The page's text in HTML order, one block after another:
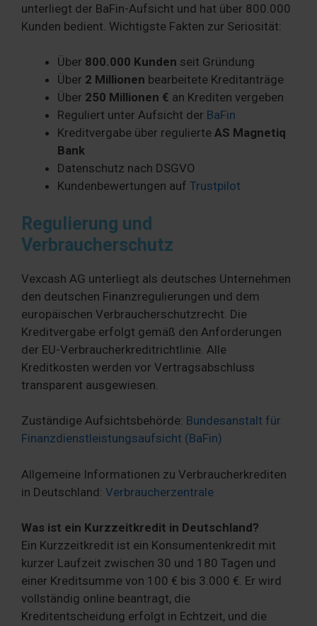
unterliegt der BaFin-Aufsicht und hat über 800.000
Kunden bedient. Wichtigste Fakten zur Seriosität:
Über 800.000 Kunden seit Gründung
Über 2 Millionen bearbeitete Kreditanträge
Über 250 Millionen € an Krediten vergeben
Reguliert unter Aufsicht der BaFin
Kreditvergabe über regulierte AS Magnetiq
Bank
Datenschutz nach DSGVO
Kundenbewertungen auf Trustpilot
Regulierung und
Verbraucherschutz
Vexcash AG unterliegt als deutsches Unternehmen
den deutschen Finanzregulierungen und dem
europäischen Verbraucherschutzrecht. Die
Kreditvergabe erfolgt gemäß den Anforderungen
der EU-Verbraucherkreditrichtlinie. Alle
Kreditkosten werden vor Vertragsabschluss
transparent ausgewiesen.
Zuständige Aufsichtsbehörde: Bundesanstalt für
Finanzdienstleistungsaufsicht (BaFin)
Allgemeine Informationen zu Verbraucherkrediten
in Deutschland: Verbraucherzentrale
Was ist ein Kurzzeitkredit in Deutschland?
Ein Kurzzeitkredit ist ein Konsumentenkredit mit
kurzer Laufzeit zwischen 30 und 180 Tagen und
einer Kreditsumme von 100 € bis 3.000 €. Er wird
vollständig online beantragt, die
Kreditentscheidung erfolgt in Echtzeit, und die